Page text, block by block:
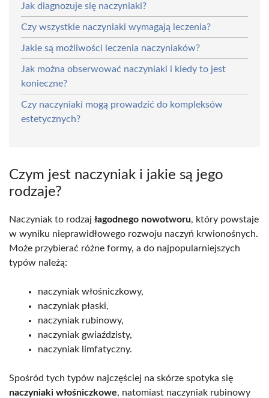
Jak diagnozuje się naczyniaki?
Czy wszystkie naczyniaki wymagają leczenia?
Jakie są możliwości leczenia naczyniaków?
Jak można obserwować naczyniaki i kiedy to jest
konieczne?
Czy naczyniaki mogą prowadzić do kompleksów
estetycznych?
Czym jest naczyniak i jakie są jego
rodzaje?
Naczyniak to rodzaj łagodnego nowotworu, który powstaje
w wyniku nieprawidłowego rozwoju naczyń krwionośnych.
Może przybierać różne formy, a do najpopularniejszych
typów należą:
naczyniak włośniczkowy,
naczyniak płaski,
naczyniak rubinowy,
naczyniak gwiaździsty,
naczyniak limfatyczny.
Spośród tych typów najczęściej na skórze spotyka się
naczyniaki włośniczkowe, natomiast naczyniak rubinowy